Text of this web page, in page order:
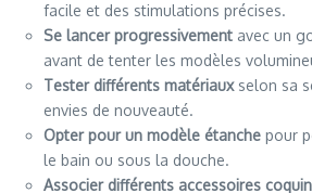
facile et des stimulations précises.
Se lancer progressivement avec un
avant de tenter les modèles
Tester différents matériauxselon sa
envies de nouveauté.
Opter pour un modèle étanche pour
le bain ou sous la douche.
Associer différents accessoires